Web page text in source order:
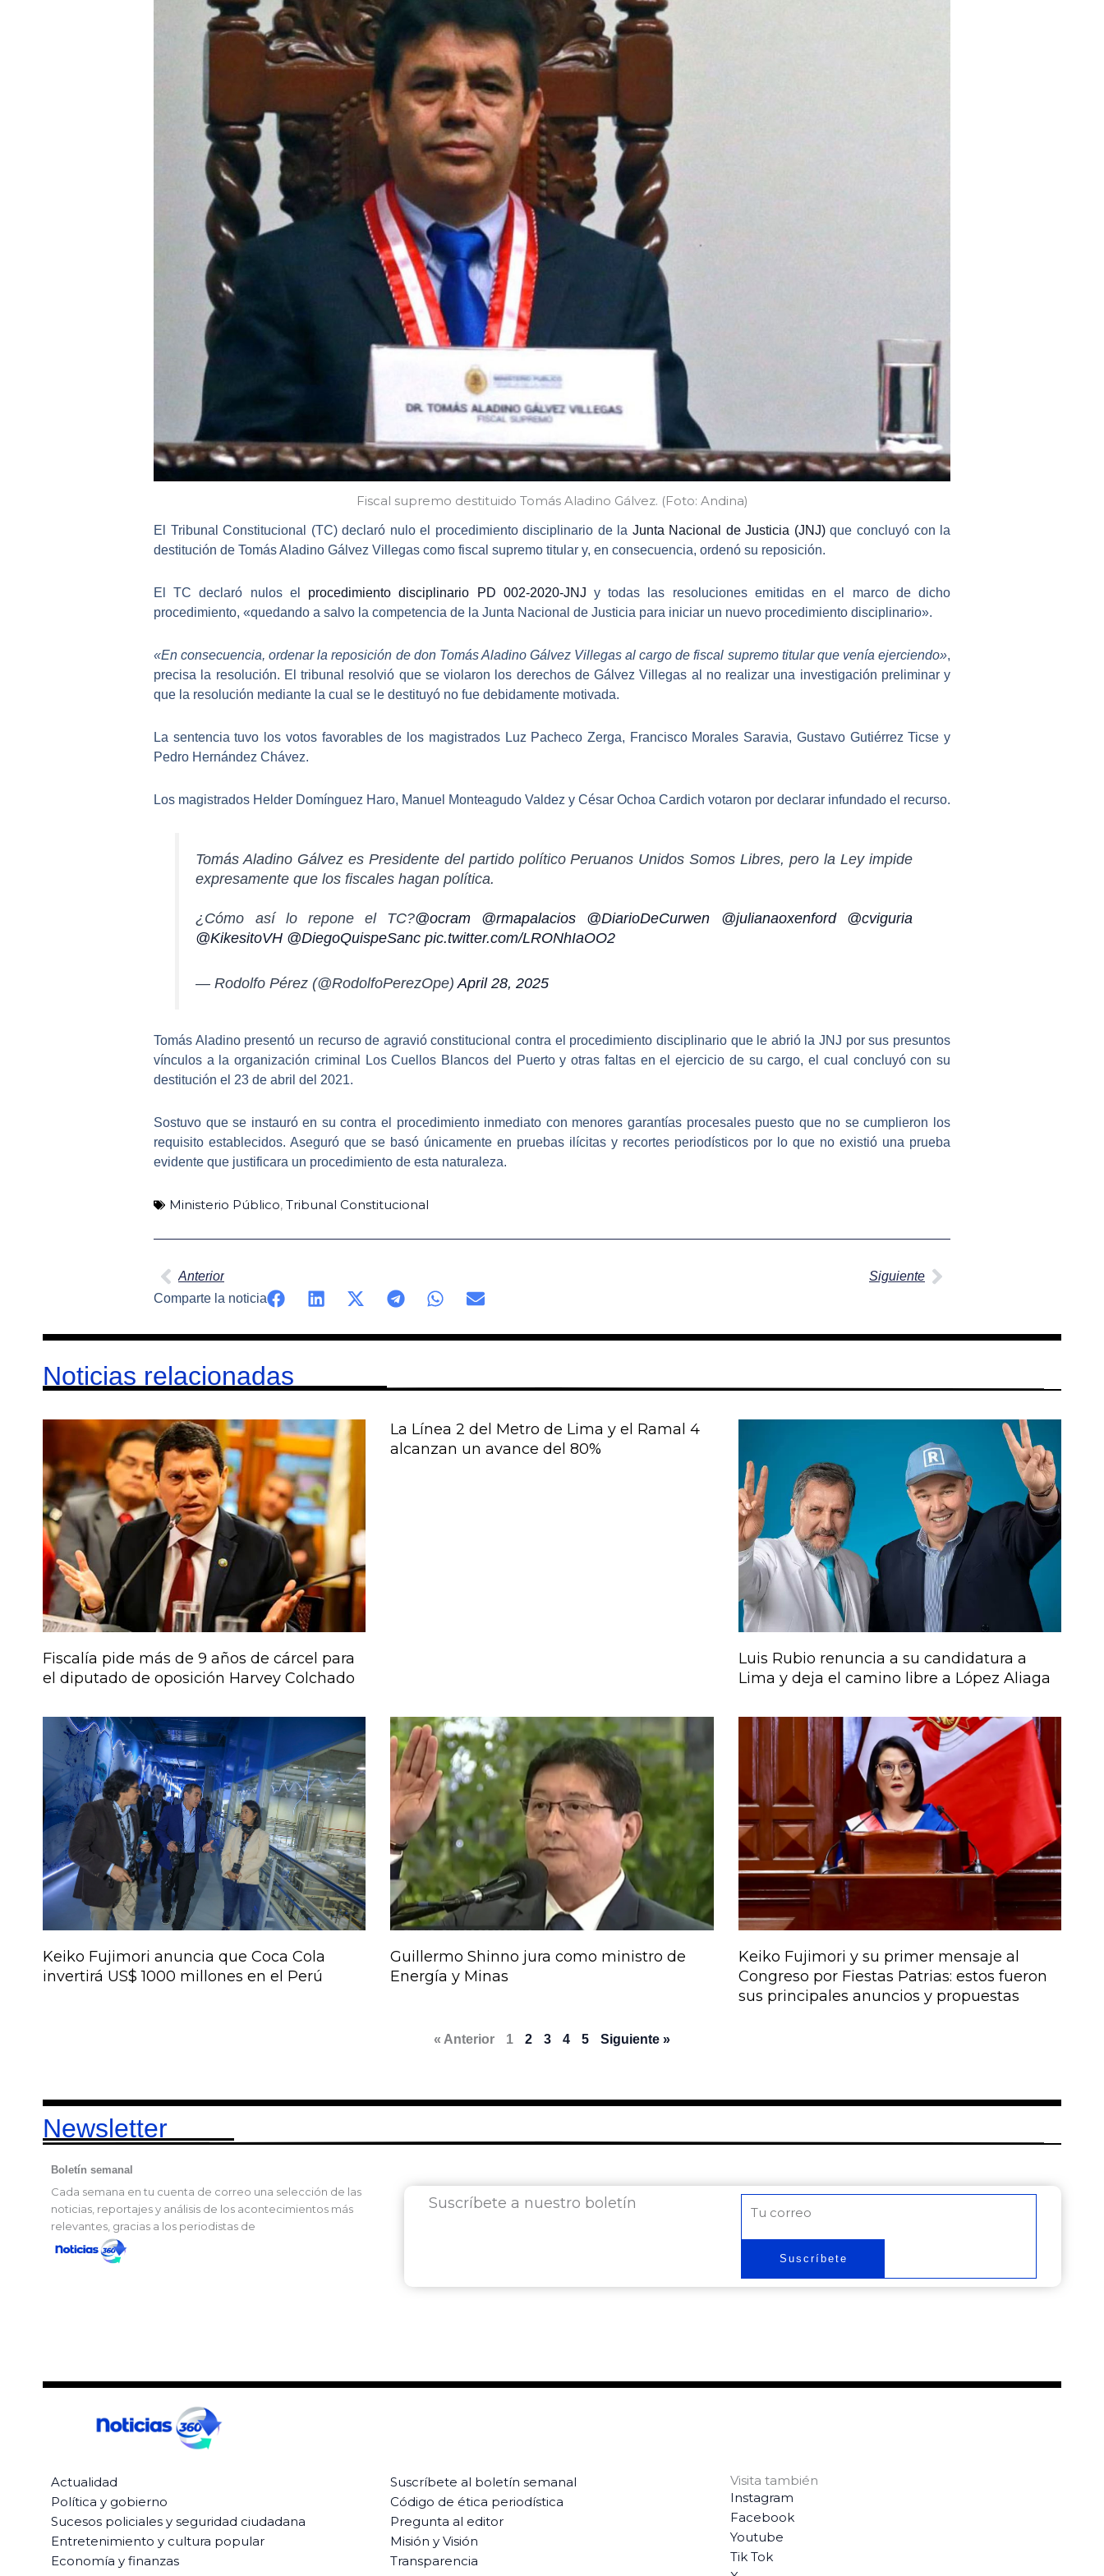
Fiscal supremo destituido Tomás Aladino Gálvez. (Foto: Andina)
El Tribunal Constitucional (TC)declaró nulo el procedimiento disciplinario de la Junta Nacional de Justicia (JNJ)que concluyó con la
destitución de Tomás Aladino Gálvez Villegas como fiscal supremo titular y, en consecuencia, ordenó su reposición.
El TC declaró nulos el procedimiento disciplinario PD 002-2020-JNJ y todas las resoluciones emitidas en el marco de dicho
procedimiento, «quedando a salvo la competencia de la Junta Nacional de Justicia para iniciar un nuevo procedimiento disciplinario».
«En consecuencia, ordenar la reposición de don Tomás Aladino Gálvez Villegas al cargo de fiscal supremo titular que venía ejerciendo»,
precisa la resolución. El tribunal resolvió que se violaron los derechos de Gálvez Villegas al no realizar una investigación preliminar y
que la resolución mediante la cual se le destituyó no fue debidamente motivada.
La sentencia tuvo los votos favorables de los magistrados Luz Pacheco Zerga, Francisco Morales Saravia, Gustavo Gutiérrez Ticse y
Pedro Hernández Chávez.
Los magistrados Helder Domínguez Haro, Manuel Monteagudo Valdez y César Ochoa Cardich votaron por declarar infundado el recurso.
Tomás Aladino Gálvez es Presidente del partido político Peruanos Unidos Somos Libres, pero la Ley impide
expresamente que los fiscales hagan política.
¿Cómo así lo repone el TC?@ocram @rmapalacios @DiarioDeCurwen @julianaoxenford
@cviguria
@KikesitoVH @DiegoQuispeSanc pic.twitter.com/LRONhIaOO2
— Rodolfo Pérez (@RodolfoPerezOpe)April 28, 2025
Tomás Aladino presentó un recurso de agravió constitucional contra el procedimiento disciplinario que le abrió la JNJ por sus presuntos
vínculos a la organización criminal Los Cuellos Blancos del Puerto y otras faltas en el ejercicio de su cargo, el cual concluyó con su
destitución el 23 de abril del 2021.
Sostuvo que se instauró en su contra el procedimiento inmediato con menores garantías procesalespuesto que no se cumplieron los
requisito establecidos. Aseguró que se basó únicamente en pruebas ilícitas y recortes periodísticos por lo que no existió una prueba
evidente que justificara un procedimiento de esta naturaleza.
Ministerio Público, Tribunal Constitucional
Anterior Siguiente
Comparte la noticia
Noticias relacionadas
Fiscalía pide más de 9 años de cárcel para
el diputado de oposición Harvey Colchado
La Línea 2 del Metro de Lima y el Ramal 4
alcanzan un avance del 80%
Luis Rubio renuncia a su candidatura a
Lima y deja el camino libre a López Aliaga
Keiko Fujimori anuncia que Coca Cola
invertirá US$ 1000 millones en el Perú
Guillermo Shinno jura como ministro de
Energía y Minas
Keiko Fujimori y su primer mensaje al
Congreso por Fiestas Patrias: estos fueron
sus principales anuncios y propuestas
« Anterior 1 2 3 4 5 Siguiente »
Newsletter
Boletín semanal
Cada semana en tu cuenta de correo una selección de las
noticias, reportajes y análisis de los acontecimientos más
relevantes, gracias a los periodistas de
Suscríbete a nuestro boletín
Suscríbete
Actualidad
Política y gobierno
Sucesos policiales y seguridad ciudadana
Entretenimiento y cultura popular
Economía y finanzas
Suscríbete al boletín semanal
Código de ética periodística
Pregunta al editor
Misión y Visión
Transparencia
Visita también
Instagram
Facebook
Youtube
Tik Tok